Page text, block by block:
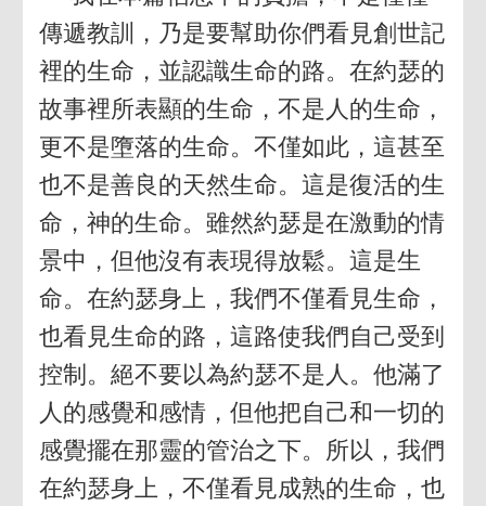
傳遞教訓，乃是要幫助你們看見創世記
裡的生命，並認識生命的路。在約瑟的
故事裡所表顯的生命，不是人的生命，
更不是墮落的生命。不僅如此，這甚至
也不是善良的天然生命。這是復活的生
命，神的生命。雖然約瑟是在激動的情
景中，但他沒有表現得放鬆。這是生
命。在約瑟身上，我們不僅看見生命，
也看見生命的路，這路使我們自己受到
控制。絕不要以為約瑟不是人。他滿了
人的感覺和感情，但他把自己和一切的
感覺擺在那靈的管治之下。所以，我們
在約瑟身上，不僅看見成熟的生命，也